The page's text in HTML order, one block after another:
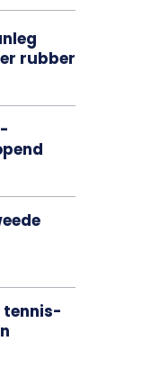
rubber
tennis-